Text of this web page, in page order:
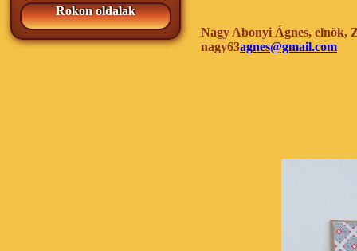
Rokon oldalak
Nagy Abonyi Ágnes, elnök,
nagy63agnes@gmail.com